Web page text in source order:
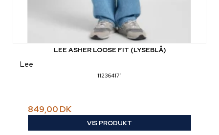
LEE ASHER LOOSE FIT (LYSEBLÅ)
Lee
112364171
849,00 DK
VIS PRODUKT